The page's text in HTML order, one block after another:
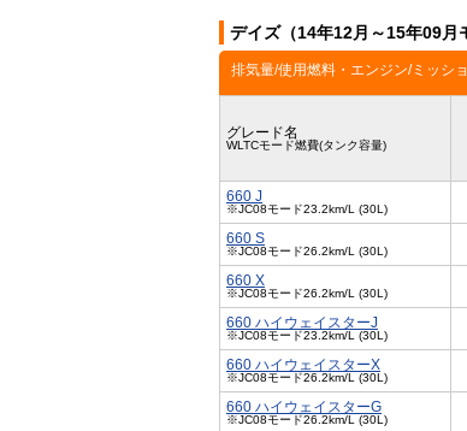
デイズ（14年12月～15年09月
排気量/使用燃料・エンジン/ミッシ
グレード名
WLTCモード燃費(タンク容量)
660 J
※JC08モード23.2km/L (30L)
660 S
※JC08モード26.2km/L (30L)
660 X
※JC08モード26.2km/L (30L)
660 ハイウェイスターJ
※JC08モード23.2km/L (30L)
660 ハイウェイスターX
※JC08モード26.2km/L (30L)
660 ハイウェイスターG
※JC08モード26.2km/L (30L)